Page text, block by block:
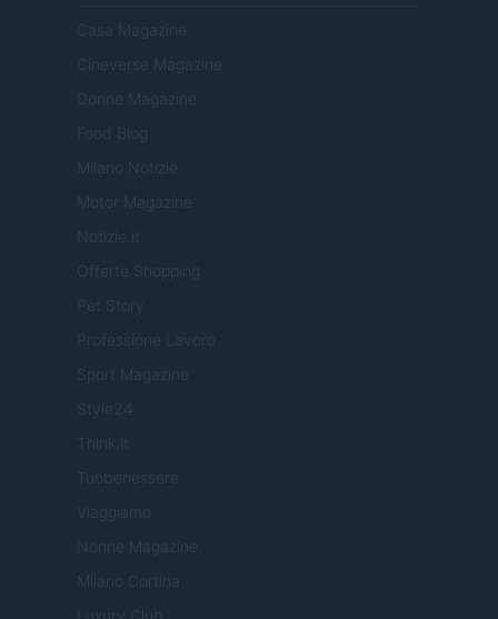
Casa Magazine
Cineverse Magazine
Donne Magazine
Food Blog
Milano Notizie
Motor Magazine
Notizie.it
Offerte Shopping
Pet Story
Professione Lavoro
Sport Magazine
Style24
Think.it
Tuobenessere
Viaggiamo
Nonne Magazine
Milano Cortina